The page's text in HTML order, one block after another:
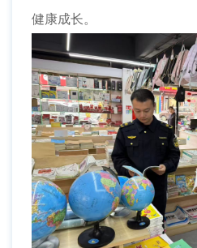
健康成长。